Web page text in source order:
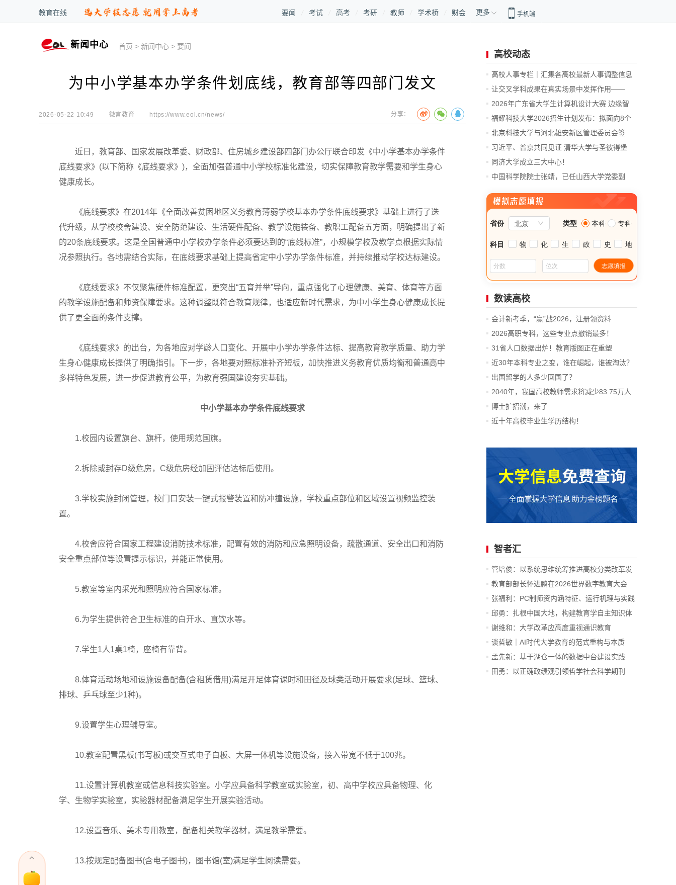
教育在线 要闻 考试 高考 考研 教师 学术桥 财会 更多 手机端
新闻中心 首页 >新闻中心 > 要闻
为中小学基本办学条件划底线，教育部等四部门发文
2026-05-22 10:49 微言教育 https://www.eol.cn/news/ 分享：
近日，教育部、国家发展改革委、财政部、住房城乡建设部四部门办公厅联合印发《中小学基本办学条件
底线要求》(以下简称《底线要求》)，全面加强普通中小学校标准化建设，切实保障教育教学需要和学生身心
健康成长。
《底线要求》在2014年《全面改善贫困地区义务教育薄弱学校基本办学条件底线要求》基础上进行了迭
代升级，从学校校舍建设、安全防范建设、生活硬件配备、教学设施装备、教职工配备五方面，明确提出了新
的20条底线要求。这是全国普通中小学校办学条件必须要达到的“底线标准”，小规模学校及教学点根据实际情
况参照执行。各地需结合实际，在底线要求基础上提高省定中小学办学条件标准，并持续推动学校达标建设。
《底线要求》不仅聚焦硬件标准配置，更突出“五育并举”导向，重点强化了心理健康、美育、体育等方面
的教学设施配备和师资保障要求。这种调整既符合教育规律，也适应新时代需求，为中小学生身心健康成长提
供了更全面的条件支撑。
《底线要求》的出台，为各地应对学龄人口变化、开展中小学办学条件达标、提高教育教学质量、助力学
生身心健康成长提供了明确指引。下一步，各地要对照标准补齐短板，加快推进义务教育优质均衡和普通高中
多样特色发展，进一步促进教育公平，为教育强国建设夯实基础。
中小学基本办学条件底线要求
1.校园内设置旗台、旗杆，使用规范国旗。
2.拆除或封存D级危房，C级危房经加固评估达标后使用。
3.学校实施封闭管理，校门口安装一键式报警装置和防冲撞设施，学校重点部位和区域设置视频监控装
置。
4.校舍应符合国家工程建设消防技术标准，配置有效的消防和应急照明设备，疏散通道、安全出口和消防
安全重点部位等设置提示标识，并能正常使用。
5.教室等室内采光和照明应符合国家标准。
6.为学生提供符合卫生标准的白开水、直饮水等。
7.学生1人1桌1椅，座椅有靠背。
8.体育活动场地和设施设备配备(含租赁借用)满足开足体育课时和田径及球类活动开展要求(足球、篮球、
排球、乒乓球至少1种)。
9.设置学生心理辅导室。
10.教室配置黑板(书写板)或交互式电子白板、大屏一体机等设施设备，接入带宽不低于100兆。
11.设置计算机教室或信息科技实验室。小学应具备科学教室或实验室，初、高中学校应具备物理、化
学、生物学实验室，实验器材配备满足学生开展实验活动。
12.设置音乐、美术专用教室，配备相关教学器材，满足教学需要。
13.按规定配备图书(含电子图书)，图书馆(室)满足学生阅读需要。
高校动态
高校人事专栏｜汇集各高校最新人事调整信息
让交叉学科成果在真实场景中发挥作用——
记...
2026年广东省大学生计算机设计大赛 边缘智
能...
福耀科技大学2026招生计划发布：拟面向8个
省...
北京科技大学与河北雄安新区管理委员会签
署...
习近平、普京共同见证 清华大学与圣彼得堡
国...
同济大学成立三大中心！
中国科学院院士张靖，已任山西大学党委副
数读高校
会计新考季，“赢”战2026，注册领资料
2026高职专科，这些专业点撤销最多！
31省人口数据出炉！教育版图正在重塑
近30年本科专业之变，谁在崛起，谁被淘汰？
出国留学的人多少回国了？
2040年，我国高校教师需求将减少83.75万人
博士扩招潮，来了
近十年高校毕业生学历结构！
智者汇
管培俊：以系统思维统筹推进高校分类改革发
展
教育部部长怀进鹏在2026世界数字教育大会
上...
张福利：PC制师资内涵特征、运行机理与实践
价值
邱勇：扎根中国大地，构建教育学自主知识体
系
谢维和：大学改革应高度重视通识教育
谈哲敏｜AI时代大学教育的范式重构与本质
坚...
孟先新：基于湖仓一体的数据中台建设实践
—...
田勇：以正确政绩观引领哲学社会科学期刊